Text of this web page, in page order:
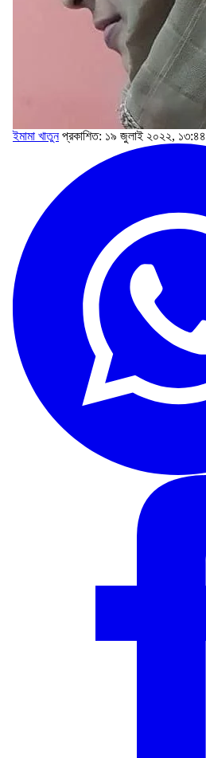
ইমামা খাতুন প্রকাশিত: ১৯ জুলাই ২০২২, ১৩:৪৪